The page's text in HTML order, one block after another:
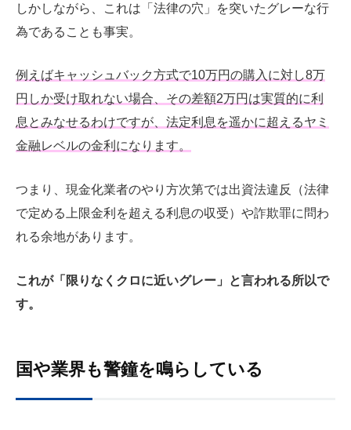
しかしながら、これは「法律の穴」を突いたグレーな行
為であることも事実。
例えばキャッシュバック方式で10万円の購入に対し8万
円しか受け取れない場合、その差額2万円は実質的に利
息とみなせるわけですが、法定利息を遥かに超えるヤミ
金融レベルの金利になります。
つまり、現金化業者のやり方次第では出資法違反（法律
で定める上限金利を超える利息の収受）や詐欺罪に問わ
れる余地があります。
これが「限りなくクロに近いグレー」と言われる所以で
す。
国や業界も警鐘を鳴らしている